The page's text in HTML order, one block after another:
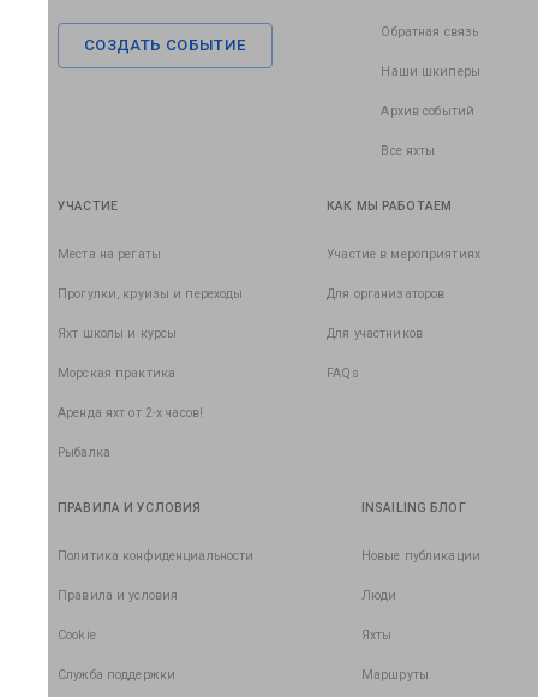
СОЗДАТЬ СОБЫТИЕ
Обратная связь
Наши шкиперы
Архив событий
Все яхты
УЧАСТИЕ
Места на регаты
Прогулки, круизы и переходы
Яхт школы и курсы
Морская практика
Аренда яхт от 2-х часов!
Рыбалка
КАК МЫ РАБОТАЕМ
Участие в мероприятиях
Для организаторов
Для участников
FAQs
ПРАВИЛА И УСЛОВИЯ
Политика конфиденциальности
Правила и условия
Cookie
Служба поддержки
INSAILING БЛОГ
Новые публикации
Люди
Яхты
Маршруты